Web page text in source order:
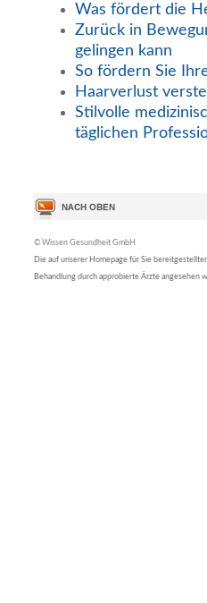
Was fördert die
Zurück in
gelingen kann
So fördern Sie
Haarverlust
Stilvolle
täglichen
© Wissen Gesundheit GmbH
Die auf unserer Homepage für Sie
Behandlung durch approbierte Ärzte angesehen